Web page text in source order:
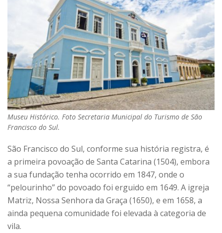
Museu Histórico. Foto Secretaria Municipal do Turismo de São
Francisco do Sul.
São Francisco do Sul, conforme sua história registra, é
a primeira povoação de Santa Catarina (1504), embora
a sua fundação tenha ocorrido em 1847, onde o
“pelourinho” do povoado foi erguido em 1649. A igreja
Matriz, Nossa Senhora da Graça (1650), e em 1658, a
ainda pequena comunidade foi elevada à categoria de
vila.